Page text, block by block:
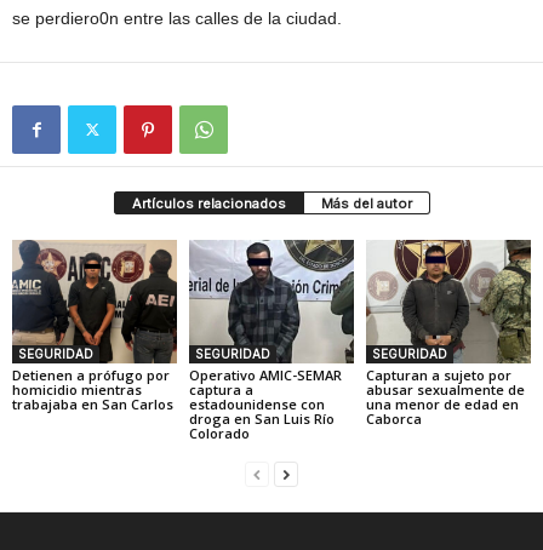
se perdiero0n entre las calles de la ciudad.
Artículos relacionados Más del autor
SEGURIDAD
Detienen a prófugo por
homicidio mientras
trabajaba en San Carlos
SEGURIDAD
Operativo AMIC-SEMAR
captura a
estadounidense con
droga en San Luis Río
Colorado
SEGURIDAD
Capturan a sujeto por
abusar sexualmente de
una menor de edad en
Caborca